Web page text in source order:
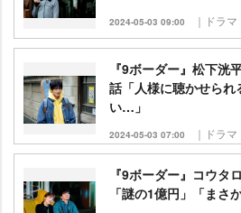
2024-05-03 09:00 ｜ドラマ
『9ボーダー』松下洸
話「人様に聴かせら
い…」
2024-05-03 07:00 ｜ドラマ
『9ボーダー』コウタ
「謎の1億円」「まさ